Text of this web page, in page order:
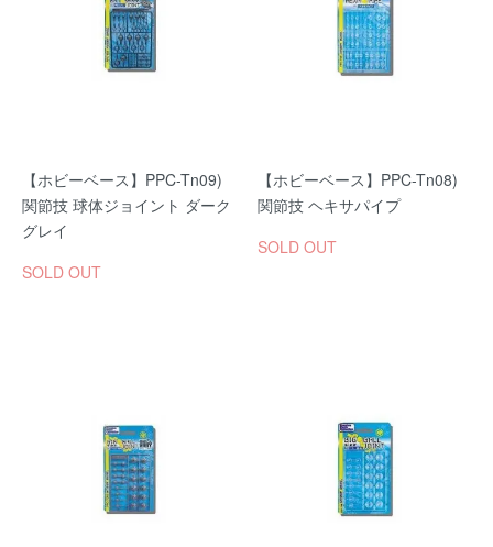
【ホビーベース】PPC-Tn09)
関節技 球体ジョイント ダーク
グレイ
SOLD OUT
【ホビーベース】PPC-Tn08)
関節技 ヘキサパイプ
SOLD OUT